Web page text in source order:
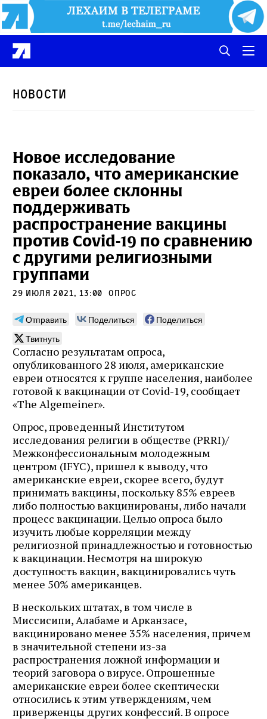
Новости
Новое исследование
показало, что американские
евреи более склонны
поддерживать
распространение вакцины
против Covid-19 по сравнению
с другими религиозными
группами
29 июля 2021, 13:00 опрос
Отправить Поделиться
Поделиться
Твитнуть
Согласно результатам опроса,
опубликованного 28 июля, американские
евреи относятся к группе населения, наиболее
готовой к вакцинации от Covid-19, сообщает
«The Algemeiner».
Опрос, проведенный Институтом
исследования религии в обществе (PRRI)/
Межконфессиональным молодежным
центром (IFYC), пришел к выводу, что
американские евреи, скорее всего, будут
принимать вакцины, поскольку 85% евреев
либо полностью вакцинированы, либо начали
процесс вакцинации. Целью опроса было
изучить любые корреляции между
религиозной принадлежностью и готовностью
к вакцинации. Несмотря на широкую
доступность вакцин, вакцинировались чуть
менее 50% американцев.
В нескольких штатах, в том числе в
Миссисипи, Алабаме и Арканзасе,
вакцинировано менее 35% населения, причем
в значительной степени из-за
распространения ложной информации и
теорий заговора о вирусе. Опрошенные
американские евреи более скептически
относились к этим утверждениям, чем
приверженцы других конфессий. В опросе